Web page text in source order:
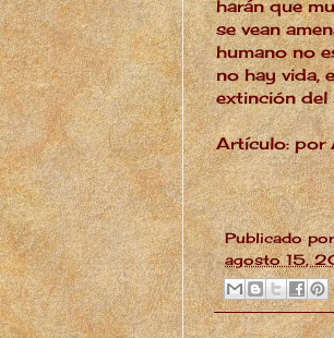
harán que
se vean
humano no
no hay vida,
extinción del
Artículo: por
Publicado
agosto 15,